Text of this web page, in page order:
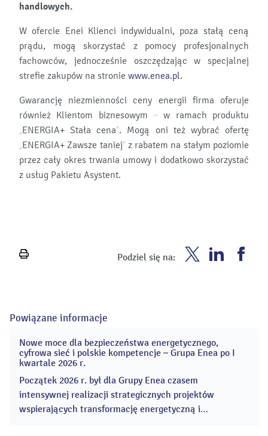
handlowych.
W ofercie Enei Klienci indywidualni, poza stałą ceną
prądu, mogą skorzystać z pomocy profesjonalnych
fachowców, jednocześnie oszczędzając w specjalnej
strefie zakupów na stronie www.enea.pl.
Gwarancję niezmienności ceny energii firma oferuje
również Klientom biznesowym – w ramach produktu
„ENERGIA+ Stała cena”. Mogą oni też wybrać ofertę
„ENERGIA+ Zawsze taniej” z rabatem na stałym poziomie
przez cały okres trwania umowy i dodatkowo skorzystać
z usług Pakietu Asystent.
Wydrukuj
Podziel się na:
Enea Enea
Powiązane informacje
20
maj
Nowe moce dla bezpieczeństwa energetycznego,
cyfrowa sieć i polskie kompetencje – Grupa Enea po I
kwartale 2026 r.
Początek 2026 r. był dla Grupy Enea czasem
intensywnej realizacji strategicznych projektów
wspierających transformację energetyczną i